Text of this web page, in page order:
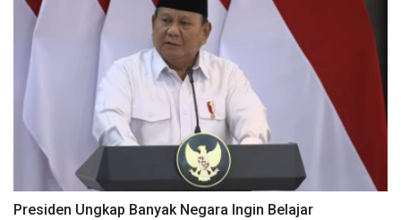
Presiden Ungkap Banyak Negara Ingin Belajar